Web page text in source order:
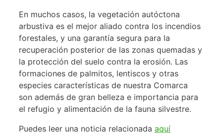
En muchos casos, la vegetación autóctona
arbustiva es el mejor aliado contra los incendios
forestales, y una garantía segura para la
recuperación posterior de las zonas quemadas y
la protección del suelo contra la erosión. Las
formaciones de palmitos, lentiscos y otras
especies características de nuestra Comarca
son además de gran belleza e importancia para
el refugio y alimentación de la fauna silvestre.
Puedes leer una noticia relacionada aquí